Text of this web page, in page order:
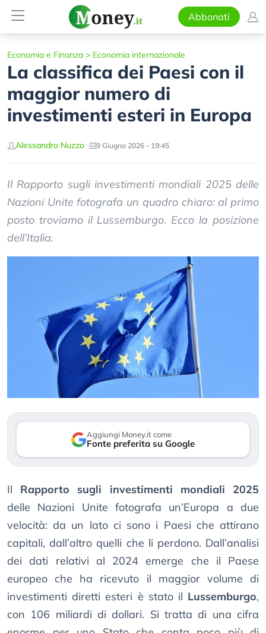
Abbonati
Economia e Finanza > Economia internazionale
La classifica dei Paesi con il
maggior numero di
investimenti esteri in Europa
Alessandro Nuzzo 9 Giugno 2026 - 19:45
Il Rapporto sugli investimenti mondiali 2025 delle
Nazioni Unite fotografa un quadro chiaro: al primo
posto troviamo il Lussemburgo. Ecco la posizione
dell’Italia.
Aggiungi Money.it come
Fonte preferita su Google
Il Rapporto sugli investimenti mondiali 2025
delle Nazioni Unite fotografa un’Europa a due
velocità: da un lato ci sono i Paesi che attirano
capitali, dall’altro quelli che li perdono. Dall’analisi
dei dati relativi al 2024 emerge che il Paese
europeo che ha ricevuto il maggior volume di
investimenti diretti esteri è stato il Lussemburgo,
con 106 miliardi di dollari. Si tratta di una cifra